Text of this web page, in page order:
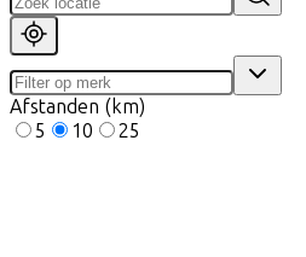
Afstanden (km)
5
10 25